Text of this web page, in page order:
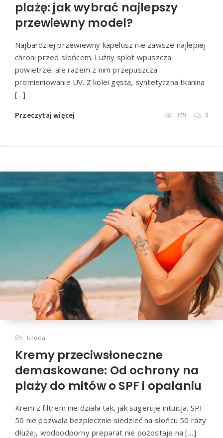
plażę: jak wybrać najlepszy
przewiewny model?
Najbardziej przewiewny kapelusz nie zawsze najlepiej
chroni przed słońcem. Luźny splot wpuszcza
powietrze, ale razem z nim przepuszcza
promieniowanie UV. Z kolei gęsta, syntetyczna tkanina
[…]
Przeczytaj więcej 349 0
Uroda
Kremy przeciwsłoneczne
demaskowane: Od ochrony na
plaży do mitów o SPF i opalaniu
Krem z filtrem nie działa tak, jak sugeruje intuicja. SPF
50 nie pozwala bezpiecznie siedzieć na słońcu 50 razy
dłużej, wodoodporny preparat nie pozostaje na […]